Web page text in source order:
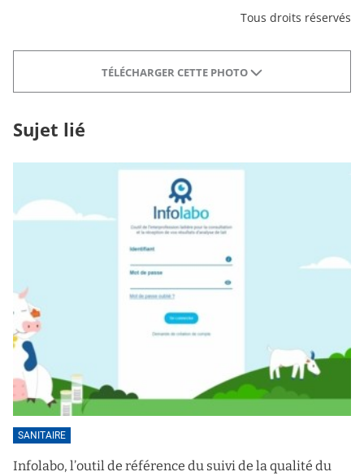
Tous droits réservés
TÉLÉCHARGER CETTE PHOTO
Sujet lié
SANITAIRE
Infolabo, l’outil de référence du suivi de la qualité du